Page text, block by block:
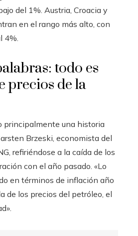
del 1%. Austria, Croacia y
en el rango más alto, con
4%.
todo es
precios de la
principalmente una historia
Brzeski, economista del
refiriéndose a la caída de los
con el año pasado. «Lo
en términos de inflación año
de los precios del petróleo, el